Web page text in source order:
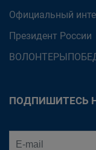
Официальный
Президент России
ПОДПИШИТЕСЬ